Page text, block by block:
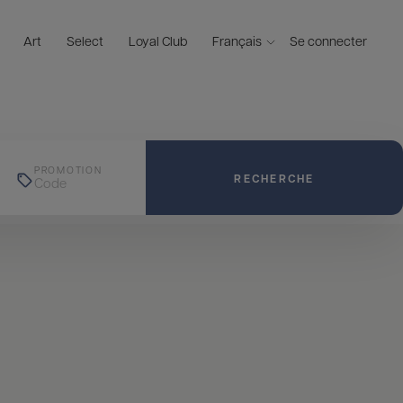
Art Select Loyal Club Français Se connecter
PROMOTION RECHERCHE